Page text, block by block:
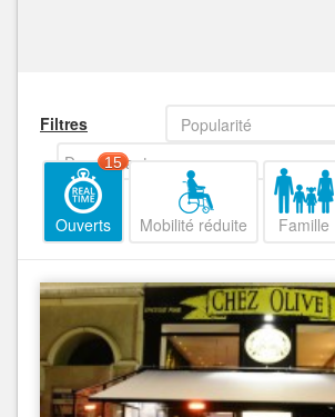
Filtres
Popularité
Decroissant
Ouverts
15
Mobilité réduite Famille